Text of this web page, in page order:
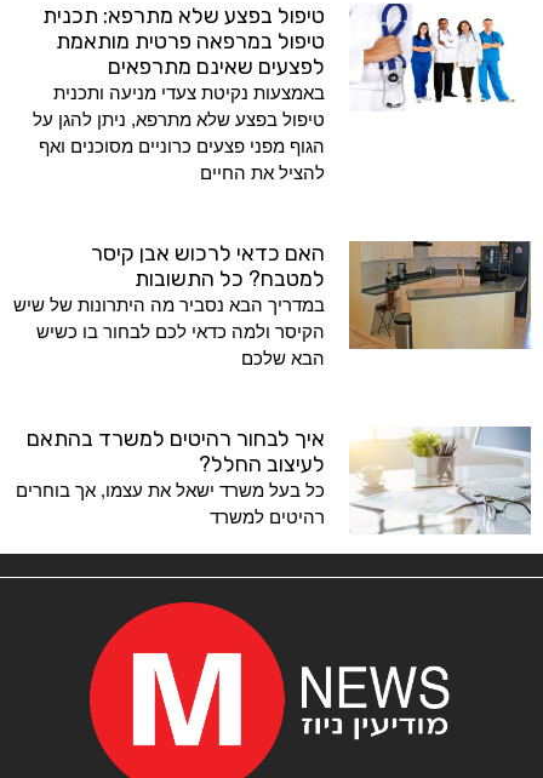
טיפול בפצע שלא מתרפא: תכנית
טיפול במרפאה פרטית מותאמת
לפצעים שאינם מתרפאים
באמצעות נקיטת צעדי מניעה ותכנית
טיפול בפצע שלא מתרפא, ניתן להגן על
הגוף מפני פצעים כרוניים מסוכנים ואף
להציל את החיים
האם כדאי לרכוש אבן קיסר
למטבח? כל התשובות
במדריך הבא נסביר מה היתרונות של שיש
הקיסר ולמה כדאי לכם לבחור בו כשיש
הבא שלכם
איך לבחור רהיטים למשרד בהתאם
לעיצוב החלל?
כל בעל משרד ישאל את עצמו, אך בוחרים
רהיטים למשרד